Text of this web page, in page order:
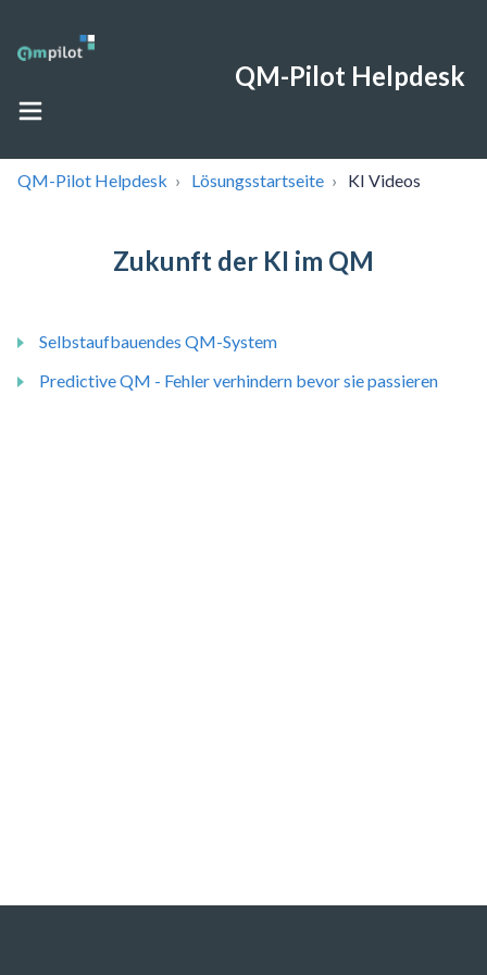
QM-Pilot Helpdesk
QM-Pilot Helpdesk Lösungsstartseite KI Videos
Zukunft der KI im QM
Selbstaufbauendes QM-System
Predictive QM - Fehler verhindern bevor sie passieren